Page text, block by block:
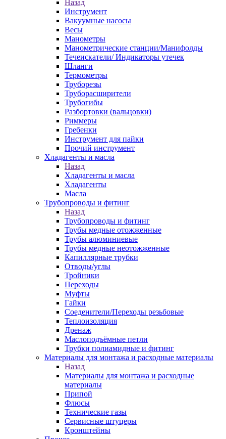
Назад
Инструмент
Вакуумные насосы
Весы
Манометры
Манометрические станции/Манифолды
Течеискатели/ Индикаторы утечек
Шланги
Термометры
Труборезы
Труборасширители
Трубогибы
Разбортовки (вальцовки)
Риммеры
Гребенки
Инструмент для пайки
Прочий инструмент
Хладагенты и масла
Назад
Хладагенты и масла
Хладагенты
Масла
Трубопроводы и фитинг
Назад
Трубопроводы и фитинг
Трубы медные отожженные
Трубы алюминиевые
Трубы медные неотожженные
Капиллярные трубки
Отводы/углы
Тройники
Переходы
Муфты
Гайки
Соеденители/Переходы резьбовые
Теплоизоляция
Дренаж
Маслоподъёмные петли
Трубки полиамидные и фитинг
Материалы для монтажа и расходные материалы
Назад
Материалы для монтажа и расходные
материалы
Припой
Флюсы
Технические газы
Сервисные штуцеры
Кронштейны